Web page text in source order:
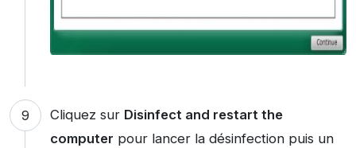
Cliquez sur Disinfect and restart the
computer pour lancer la désinfection puis un